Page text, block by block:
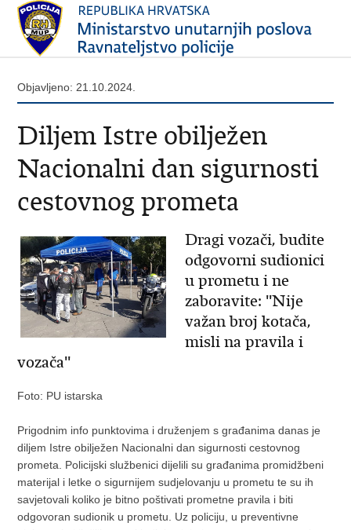
Objavljeno: 21.10.2024.
Diljem Istre obilježen
Nacionalni dan sigurnosti
cestovnog prometa
Dragi vozači, budite
odgovorni sudionici
u prometu i ne
zaboravite: ''Nije
važan broj kotača,
misli na pravila i
vozača''
Foto: PU istarska
Prigodnim info punktovima i druženjem s građanima danas je
diljem Istre obilježen Nacionalni dan sigurnosti cestovnog
prometa. Policijski službenici dijelili su građanima promidžbeni
materijal i letke o sigurnijem sudjelovanju u prometu te su ih
savjetovali koliko je bitno poštivati prometne pravila i biti
odgovoran sudionik u prometu. Uz policiju, u preventivne